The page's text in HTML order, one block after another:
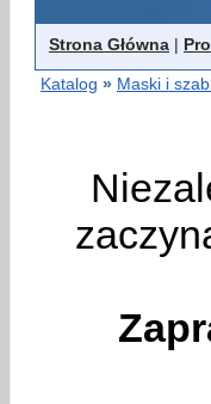
Strona Główna |
Katalog » Maski i